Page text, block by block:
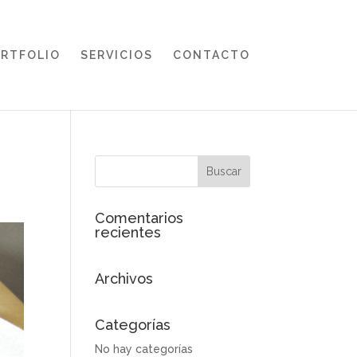
SERVICIOS CONTACTO
Comentarios
recientes
Archivos
Categorías
No hay categorías